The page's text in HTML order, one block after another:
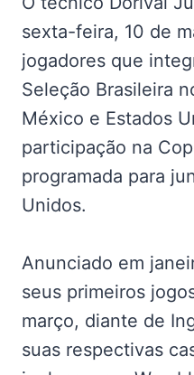
sexta-feira, 10 de
jogadores que
Seleção Brasileira
México e Estados
participação na
programada para
Unidos.
Anunciado em
seus primeiros
março, diante de
suas respectivas